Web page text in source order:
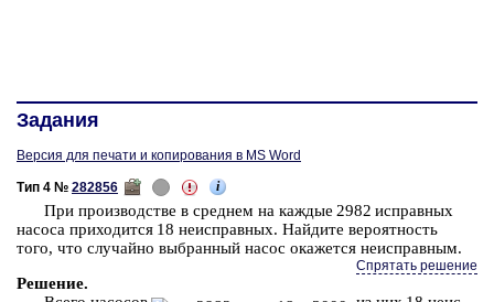
Задания
Версия для печати и копирования в MS Word
Тип 4 № 282856 i
При про­из­вод­стве в сред­нем на каж­дые 2982 ис­прав­ных
на­со­са при­хо­дит­ся 18 не­ис­прав­ных. Най­ди­те ве­ро­ят­ность
того, что слу­чай­но вы­бран­ный насос ока­жет­ся не­ис­прав­ным.
Спрятать решение
Ре­ше­ние.